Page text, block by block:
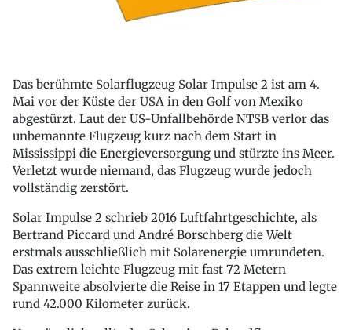
Das berühmte Solarflugzeug Solar Impulse 2 ist am 4.
Mai vor der Küste der USA in den Golf von Mexiko
abgestürzt. Laut der US-Unfallbehörde NTSB verlor das
unbemannte Flugzeug kurz nach dem Start in
Mississippi die Energieversorgung und stürzte ins Meer.
Verletzt wurde niemand, das Flugzeug wurde jedoch
vollständig zerstört.
Solar Impulse 2 schrieb 2016 Luftfahrtgeschichte, als
Bertrand Piccard und André Borschberg die Welt
erstmals ausschließlich mit Solarenergie umrundeten.
Das extrem leichte Flugzeug mit fast 72 Metern
Spannweite absolvierte die Reise in 17 Etappen und legte
rund 42.000 Kilometer zurück.